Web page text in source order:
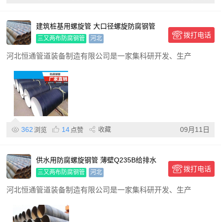
建筑桩基用螺旋管 大口径螺旋防腐钢管
三油两布加工定制
三又两布防腐钢管 河北 拨打电话
河北恒通管道装备制造有限公司是一家集科研开发、生产
362 浏览 14 点赞 收藏 09月11日
供水用防腐螺旋钢管 薄壁Q235B给排水
配送到厂
三又两布防腐钢管 河北 拨打电话
河北恒通管道装备制造有限公司是一家集科研开发、生产